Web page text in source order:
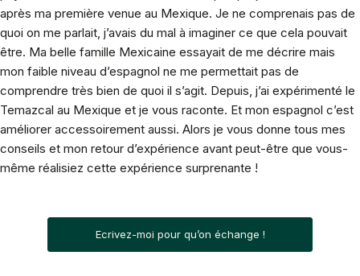
après ma première venue au Mexique. Je ne comprenais pas de
quoi on me parlait, j’avais du mal à imaginer ce que cela pouvait
être. Ma belle famille Mexicaine essayait de me décrire mais
mon faible niveau d’espagnol ne me permettait pas de
comprendre très bien de quoi il s’agit. Depuis, j’ai expérimenté le
Temazcal au Mexique et je vous raconte. Et mon espagnol c’est
améliorer accessoirement aussi. Alors je vous donne tous mes
conseils et mon retour d’expérience avant peut-être que vous-
même réalisiez cette expérience surprenante !
Ecrivez-moi pour qu’on échange !